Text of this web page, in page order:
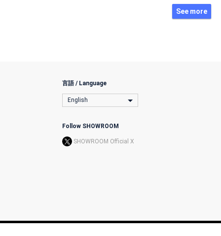
See more
言語 / Language
English
Follow SHOWROOM
SHOWROOM Official X